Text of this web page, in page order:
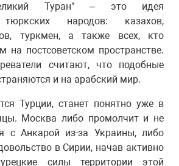
Туран" – это идея
тюркских народов: казахов,
туркмен, а также всех, кто
на постсоветском пространстве.
считают, что подобные
и на арабский мир.
Турции, станет понятно уже в
Москва либо промолчит и не
с Анкарой из-за Украины, либо
в Сирии, начав активно
силы территории этой